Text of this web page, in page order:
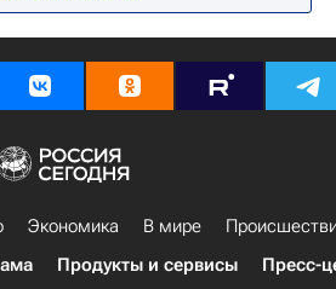
Экономика В мире
Продукты и сервисы Пресс-